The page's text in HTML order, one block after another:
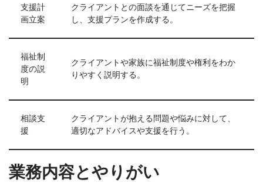
支援計
画立案
クライアントとの面談を通じてニーズを把握
し、支援プランを作成する。
福祉制
度の説
明
クライアントや家族に福祉制度や権利をわか
りやすく説明する。
相談支
援
クライアントが抱える問題や悩みに対して、
適切なアドバイスや支援を行う。
業務内容とやりがい